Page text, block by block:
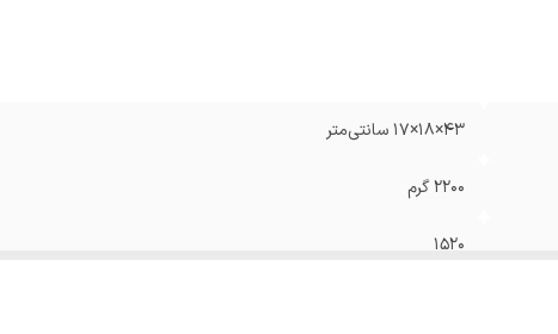
۴۳×۱۸×۱۷ سانتی‌متر
۲۲۰۰ گرم
۱۵۲۰